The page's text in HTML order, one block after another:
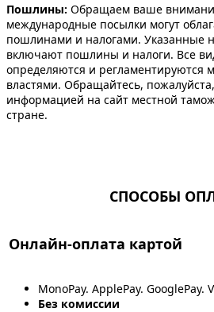
Пошлины: Обращаем ваше
международные посылки могут
пошлинами и налогами. Указанные
включают пошлины и налоги. Все
определяются и
властями. Обращайтесь,
информацией на сайт местной
стране.
СПОСОБЫ
Онлайн-оплата картой
MonoPay. ApplePay. GooglePay.
Без комиссии